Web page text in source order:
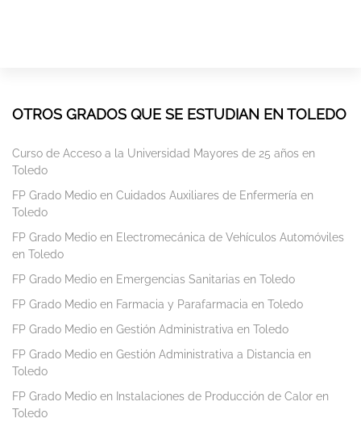
OTROS GRADOS QUE SE ESTUDIAN EN TOLEDO
Curso de Acceso a la Universidad Mayores de 25 años en
Toledo
FP Grado Medio en Cuidados Auxiliares de Enfermería en
Toledo
FP Grado Medio en Electromecánica de Vehículos Automóviles
en Toledo
FP Grado Medio en Emergencias Sanitarias en Toledo
FP Grado Medio en Farmacia y Parafarmacia en Toledo
FP Grado Medio en Gestión Administrativa en Toledo
FP Grado Medio en Gestión Administrativa a Distancia en
Toledo
FP Grado Medio en Instalaciones de Producción de Calor en
Toledo